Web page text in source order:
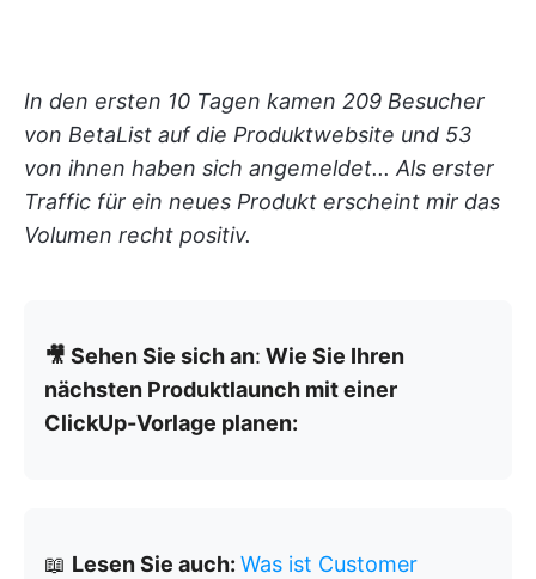
In den ersten 10 Tagen kamen 209 Besucher
von BetaList auf die Produktwebsite und 53
von ihnen haben sich angemeldet... Als erster
Traffic für ein neues Produkt erscheint mir das
Volumen recht positiv.
🎥 Sehen Sie sich an: Wie Sie Ihren
nächsten Produktlaunch mit einer
ClickUp-Vorlage planen:
📖 Lesen Sie auch: Was ist Customer